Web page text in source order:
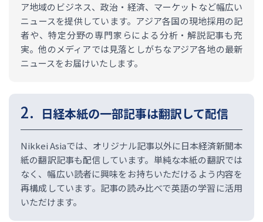
ア地域のビジネス、政治・経済、マーケットなど幅広い
ニュースを提供しています。アジア各国の現地採用の記
者や、特定分野の専門家らによる分析・解説記事も充
実。他のメディアでは見落としがちなアジア各地の最新
ニュースをお届けいたします。
日経本紙の一部記事は翻訳して配信
Nikkei Asiaでは、オリジナル記事以外に日本経済新聞本
紙の翻訳記事も配信しています。単純な本紙の翻訳では
なく、幅広い読者に興味をお持ちいただけるよう内容を
再構成しています。記事の読み比べで英語の学習に活用
いただけます。